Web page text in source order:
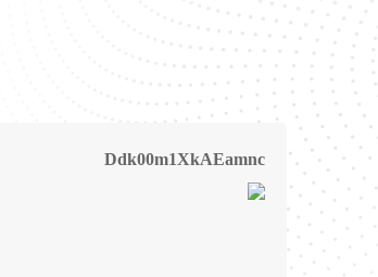
Ddk00m1XkAEamnc